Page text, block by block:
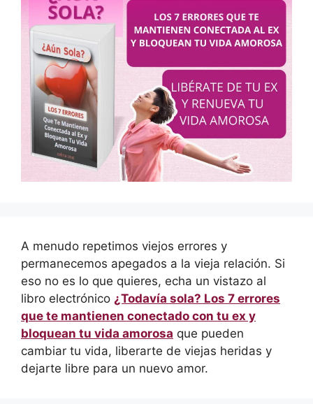
A menudo repetimos viejos errores y
permanecemos apegados a la vieja relación. Si
eso no es lo que quieres, echa un vistazo al
libro electrónico ¿Todavía sola? Los 7 errores
que te mantienen conectado con tu ex y
bloquean tu vida amorosa que pueden
cambiar tu vida, liberarte de viejas heridas y
dejarte libre para un nuevo amor.